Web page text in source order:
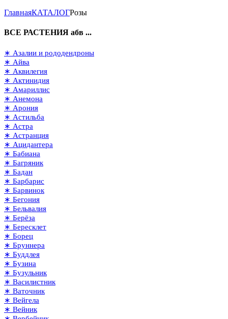
ГлавнаяКАТАЛОГРозы
ВСЕ РАСТЕНИЯ абв ...
∗ Азалии и рододендроны
∗ Айва
∗ Аквилегия
∗ Актинидия
∗ Амариллис
∗ Анемона
∗ Арония
∗ Астильба
∗ Астра
∗ Астранция
∗ Ацидантера
∗ Бабиана
∗ Багряник
∗ Бадан
∗ Барбарис
∗ Барвинок
∗ Бегония
∗ Бельвалия
∗ Берёза
∗ Бересклет
∗ Борец
∗ Бруннера
∗ Буддлея
∗ Бузина
∗ Бузульник
∗ Василистник
∗ Ваточник
∗ Вейгела
∗ Вейник